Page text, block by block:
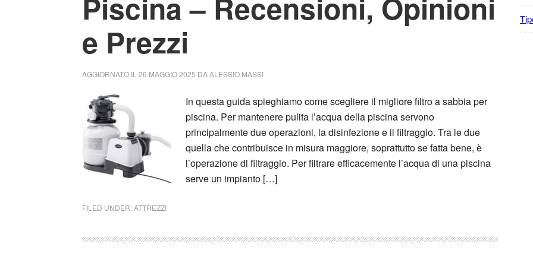
e Prezzi
AGGIORNATO IL 26 MAGGIO 2025 DAALESSIO MASSI
In questa guida spieghiamo come scegliere il migliore filtro a sabbia per
piscina. Per mantenere pulita l’acqua della piscina servono
principalmente due operazioni, la disinfezione e il filtraggio. Tra le due
quella che contribuisce in misura maggiore, soprattutto se fatta bene, è
l’operazione di filtraggio. Per filtrare efficacemente l’acqua di una piscina
serve un impianto […]
FILED UNDER:ATTREZZI